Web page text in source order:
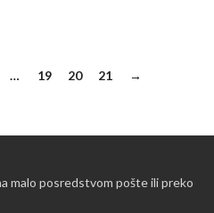
… 19 20 21 →
malo posredstvom pošte ili preko